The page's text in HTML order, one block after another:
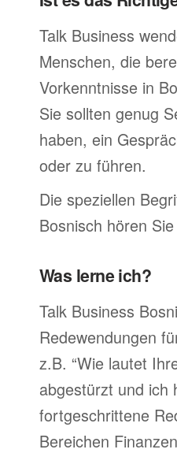
Talk Business
Menschen, die
Vorkenntnisse in
Sie sollten genug
haben, ein
oder zu führen.
Die speziellen
Bosnisch hören
Was lerne ich?
Talk Business
Redewendungen
z.B. “Wie lautet
abgestürzt und ich
fortgeschrittene
Bereichen